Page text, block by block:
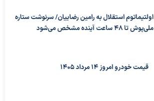
اولتیماتوم استقلال به رامین رضاییان/ سرنوشت ستاره
ملی‌پوش تا ۴۸ ساعت آینده مشخص می‌شود
قیمت خودرو امروز 14 مرداد 1405